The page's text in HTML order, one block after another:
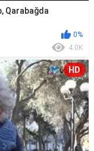
Qarabağda
0%
4.0K
HD